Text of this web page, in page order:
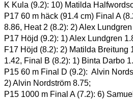
K Kula (9.2): 10) Matilda
P17 60 m häck (91.4 cm) Final A
8.86, Heat 2 (8.2): 2) Alex
P17 Höjd (9.2): 1) Alex Lundgren
F17 Höjd (8.2): 2) Matilda Breitung
1.42, Final B (8.2): 1) Binta Darbo
P15 60 m Final D (9.2):  Alvin
2) Alvin Nordström 8.75;
P15 1000 m Final A (7.2): 6)